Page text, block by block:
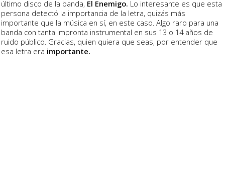
último disco de la banda, El Enemigo. Lo interesante es que esta
persona detectó la importancia de la letra, quizás más
importante que la música en sí, en este caso. Algo raro para una
banda con tanta impronta instrumental en sus 13 o 14 años de
ruido público. Gracias, quien quiera que seas, por entender que
esa letra era importante.